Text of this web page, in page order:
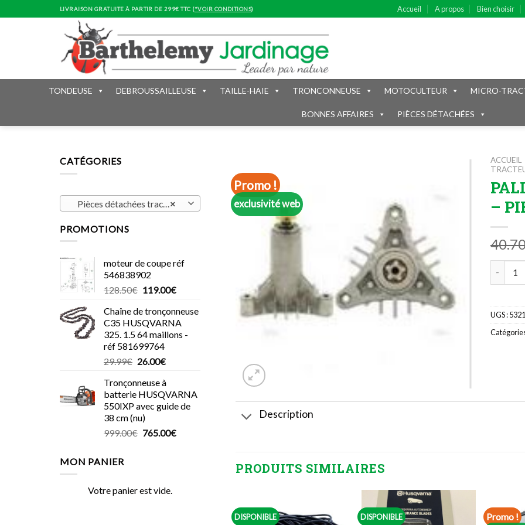
to
LIVRAISON GRATUITE À PARTIR DE 299€ TTC (*VOIR CONDITIONS) Accueil A propos Bien choisir
TONDEUSE DEBROUSSAILLEUSE TAILLE-HAIE TRONCONNEUSE MOTOCULTEUR MICRO-
BONNES AFFAIRES PIÈCES DÉTACHÉES
CATÉGORIES
×
Pièces détachées tracteur de pelouse (34)
PROMOTIONS
moteur de coupe réf
546838902
128.50€ Le
initial
était :
128.50€.
119.00€Le
actuel
est :
119.00€.
Chaîne de tronçonneuse
C35 HUSQVARNA
325. 1.5 64 maillons -
réf 581699764
29.99€ Le
initial
était :
29.99€.
26.00€Le
actuel
est :
26.00€.
Tronçonneuse à
batterie HUSQVARNA
550IXP avec guide de
38 cm (nu)
999.00€ Le
765.00€Le
MON PANIER
Votre panier est vide.
Promo !
exclusivité web
ACCUEIL
–
UGS :
Description
PRODUITS SIMILAIRES
DISPONIBLE DISPONIBLE Promo !